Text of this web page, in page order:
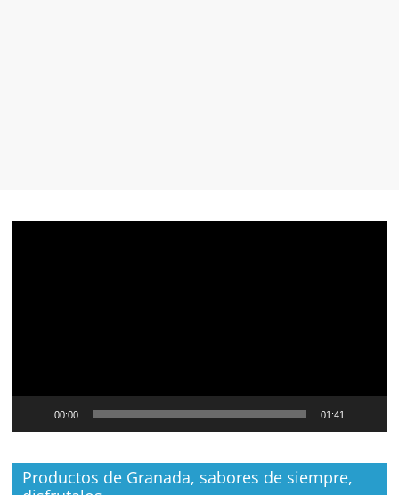
00:00 01:41
Productos de Granada, sabores de siempre,